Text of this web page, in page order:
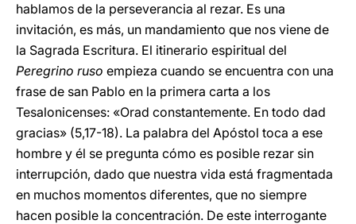
hablamos de la perseverancia al rezar. Es una
invitación, es más, un mandamiento que nos viene de
la Sagrada Escritura. El itinerario espiritual del
Peregrino ruso empieza cuando se encuentra con una
frase de san Pablo en la primera carta a los
Tesalonicenses: «Orad constantemente. En todo dad
gracias» (5,17-18). La palabra del Apóstol toca a ese
hombre y él se pregunta cómo es posible rezar sin
interrupción, dado que nuestra vida está fragmentada
en muchos momentos diferentes, que no siempre
hacen posible la concentración. De este interrogante